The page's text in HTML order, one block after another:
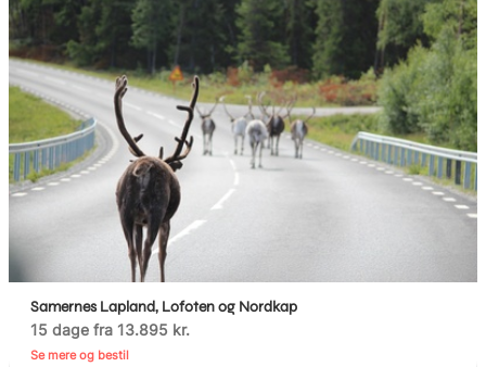
Samernes Lapland, Lofoten og Nordkap
15 dage fra 13.895 kr.
Se mere og bestil